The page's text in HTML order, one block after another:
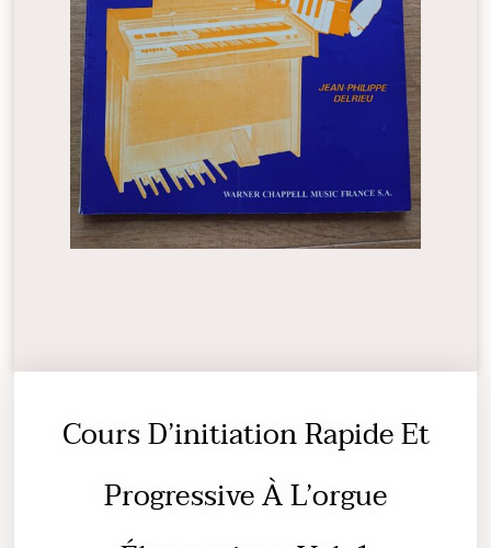
Cours D’initiation Rapide Et
Progressive À L’orgue